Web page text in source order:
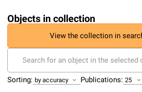
Objects in collection
View the collection in
Sorting: by accuracy Publications: 25